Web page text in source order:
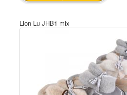
Lion-Lu JHB1 mix